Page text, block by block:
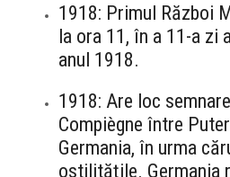
1918: Primul Război
la ora 11, în a 11-a zi
anul 1918.
1918: Are loc
Compiègne între
Germania, în urma
ostilitățile. Germania